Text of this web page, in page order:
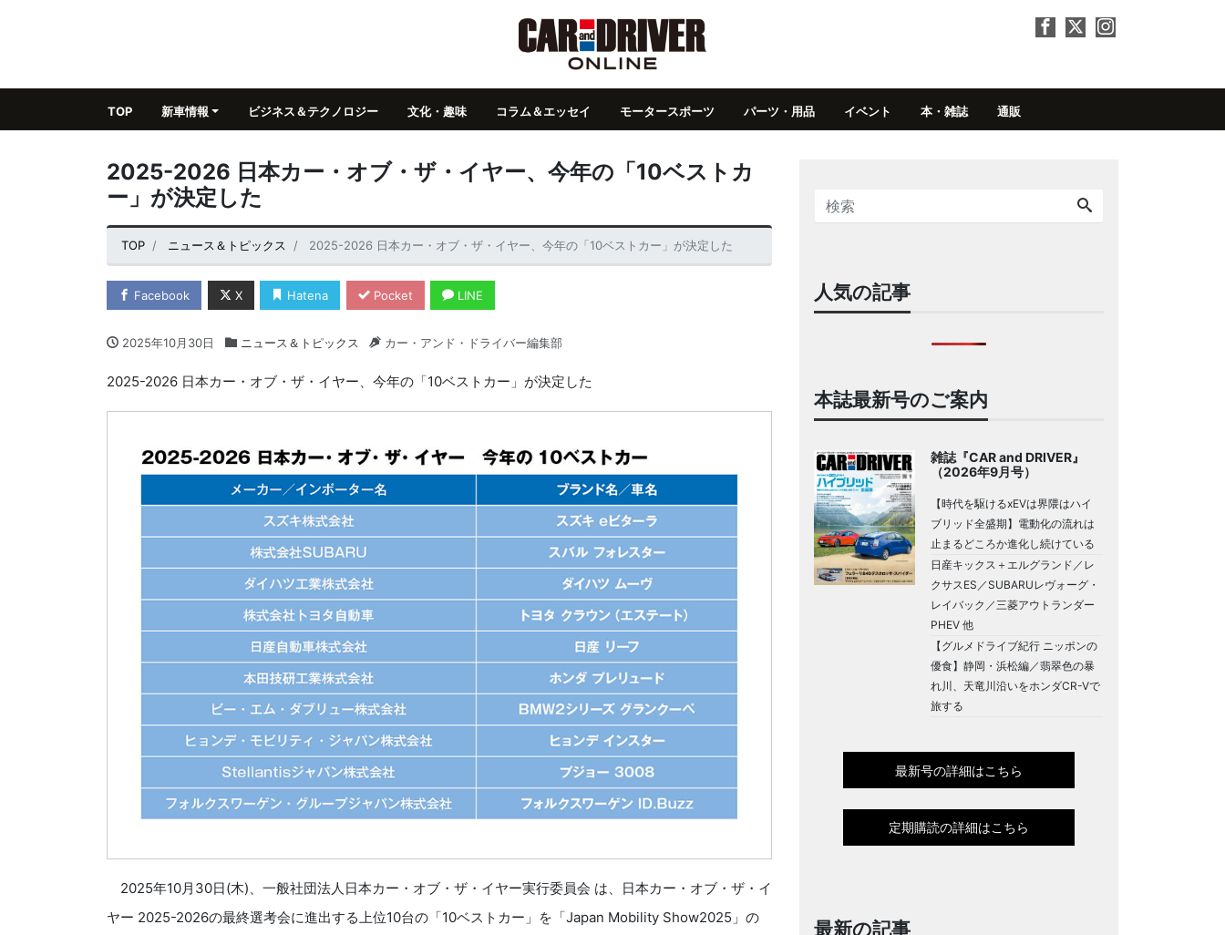
TOP 新車情報 ビジネス＆テクノロジー 文化・趣味 コラム＆エッセイ モータースポーツ パーツ・用品 イベント 本・雑誌 通販
2025-2026 日本カー・オブ・ザ・イヤー、今年の「10ベストカ
ー」が決定した
TOP ニュース＆トピックス 2025-2026 日本カー・オブ・ザ・イヤー、今年の「10ベストカー」が決定した
Facebook X Hatena Pocket LINE
2025年10月30日 ニュース＆トピックス カー・アンド・ドライバー編集部
2025-2026 日本カー・オブ・ザ・イヤー、今年の「10ベストカー」が決定した
2025年10月30日(木)、一般社団法人日本カー・オブ・ザ・イヤー実行委員会 は、日本カー・オブ・ザ・イ
ヤー 2025-2026の最終選考会に進出する上位10台の「10ベストカー」を「Japan Mobility Show2025」の
人気の記事
本誌最新号のご案内
雑誌『CAR and DRIVER』
（2026年9月号）
【時代を駆けるxEVは界隈はハイ
ブリッド全盛期】電動化の流れは
止まるどころか進化し続けている
日産キックス＋エルグランド／レ
クサスES／SUBARUレヴォーグ・
レイバック／三菱アウトランダー
PHEV 他
【グルメドライブ紀行 ニッポンの
優食】静岡・浜松編／翡翠色の暴
れ川、天竜川沿いをホンダCR-Vで
旅する
最新号の詳細はこちら
定期購読の詳細はこちら
最新の記事